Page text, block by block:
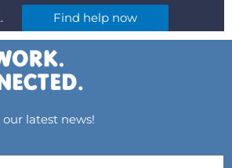
Find help now
latest news!